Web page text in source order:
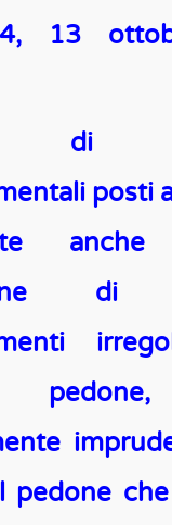
4, 13
di
posti
di
pedone